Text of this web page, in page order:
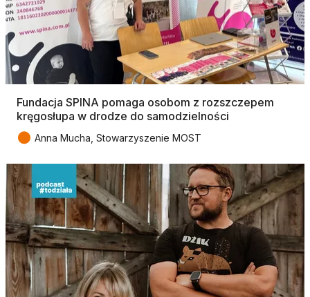
Fundacja SPINA pomaga osobom z rozszczepem
kręgosłupa w drodze do samodzielności
● Anna Mucha, Stowarzyszenie MOST